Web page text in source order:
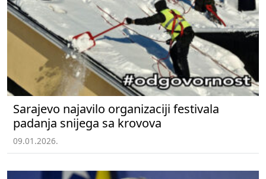
Sarajevo najavilo organizaciji festivala
padanja snijega sa krovova
09.01.2026.